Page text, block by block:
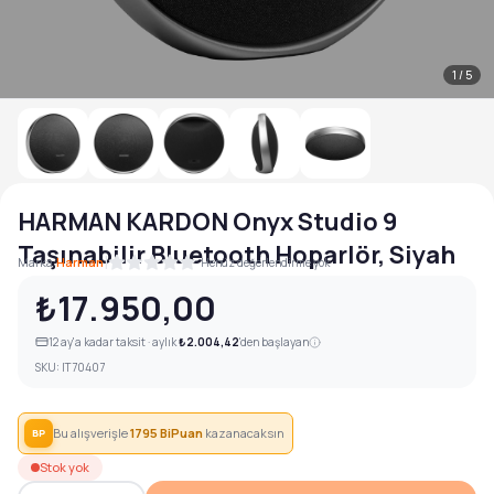
1 / 5
HARMAN KARDON Onyx Studio 9
Taşınabilir Bluetooth Hoparlör, Siyah
Marka:Harman| Henüz değerlendirme yok
₺17.950,00
12ay'a kadar taksit · aylık₺2.004,42'den başlayan
SKU: IT70407
BP Bu alışverişle1795 BiPuan kazanacaksın
Stok yok